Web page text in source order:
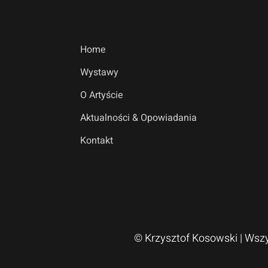
Home
Wystawy
O Artyście
Aktualności & Opowiadania
Kontakt
© Krzysztof Kosowski |